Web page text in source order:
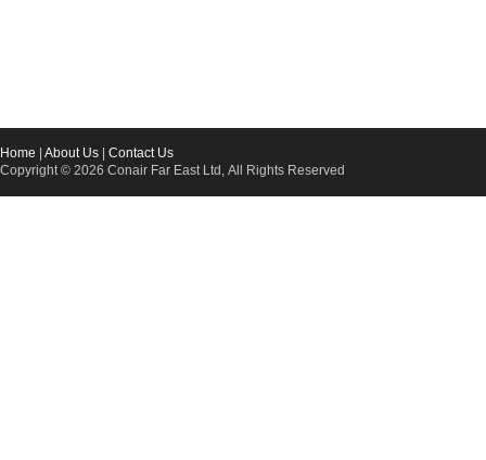
Home About Us
Contact Us
Copyright © 2026 Conair Far East Ltd, All Rights Reserved